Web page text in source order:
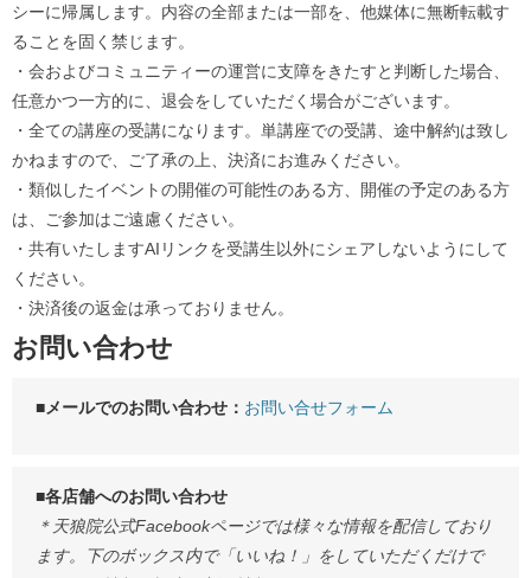
シーに帰属します。内容の全部または一部を、他媒体に無断転載す
ることを固く禁じます。
・会およびコミュニティーの運営に支障をきたすと判断した場合、
任意かつ一方的に、退会をしていただく場合がございます。
・全ての講座の受講になります。単講座での受講、途中解約は致し
かねますので、ご了承の上、決済にお進みください。
・類似したイベントの開催の可能性のある方、開催の予定のある方
は、ご参加はご遠慮ください。
・共有いたしますAIリンクを受講生以外にシェアしないようにして
ください。
・決済後の返金は承っておりません。
お問い合わせ
■メールでのお問い合わせ： お問い合せフォーム
■各店舗へのお問い合わせ
＊天狼院公式Facebookページでは様々な情報を配信しており
ます。下のボックス内で「いいね！」をしていただくだけで